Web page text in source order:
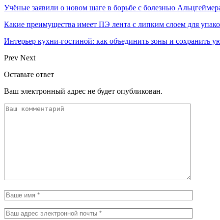
Учёные заявили о новом шаге в борьбе с болезнью
Какие преимущества имеет ПЭ лента с липким слоем для
Интерьер кухни-гостиной: как объединить зоны и сохранить
Prev Next
Оставьте ответ
Ваш электронный адрес не будет опубликован.